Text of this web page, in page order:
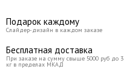
Подарок каждому
Слайдер-дизайн в каждом заказе
Бесплатная доставка
При заказе на сумму свыше 5000 руб до 3
кг в пределах МКАД